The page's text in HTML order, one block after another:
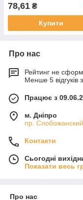
78,61 ₴
Купити
Про нас
Рейтинг не
Менше 5 відгуків
Працює з
м. Дніпро
пр.
Контакти
Сьогодні
Показати весь
Про нас